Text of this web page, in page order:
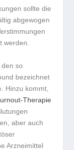
sollte die
abgewogen
werden.
so
bezeichnet
Hinzu kommt,
Therapie
aber auch
Arzneimittel